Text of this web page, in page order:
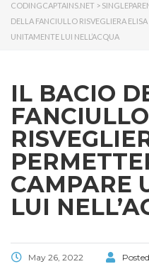
CODINGCAPTAINS.NET >
DELLA FANCIULLO RISVEGLIERA
UNITAMENTE LUI NELL’ACQUA
IL BACIO
FANCIULLO
CAMPARE
LUI
May 26, 2022